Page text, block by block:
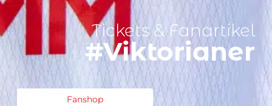
Tickets & Fanartikel
#Viktorianer
Fanshop